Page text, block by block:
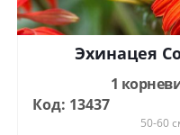
Эхинацея
1
Код: 13437
50-60